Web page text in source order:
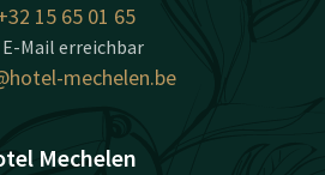
15 65 01 65
E-Mail erreichbar
mechelen.be
Mechelen